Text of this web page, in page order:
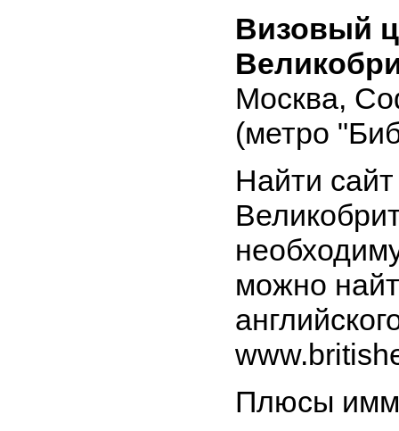
Визовый
Москва,
(метро
Найти
можно
Плюсы